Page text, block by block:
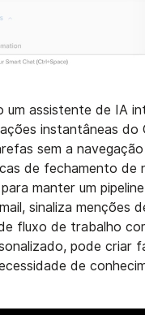
um assistente de IA
instantâneas
sem a
de fechamento de
manter um
sinaliza menções
fluxo de trabalho
pode criar
de